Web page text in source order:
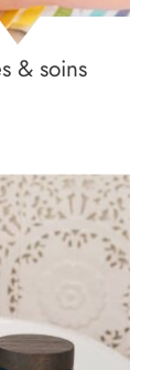
& soins